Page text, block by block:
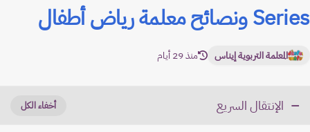
Series ونصائح معلمة رياض أطفال
المعلمة التربوية إيناس منذ 29 أيام
الإنتقال السريع